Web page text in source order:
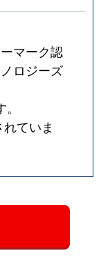
マーク認
ロジーズ
ていま